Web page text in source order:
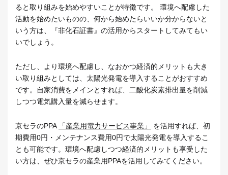
ると取り組みを始めやすいことが特徴です。 環境へ配慮した
活動を始めたいものの、何から始めたらいいか分からないと
いう方は、『非化石証書』の活用からスタートしてみてもい
いでしょう。
ただし、より環境へ配慮し、なおかつ経済的メリットも大き
い取り組みとしては、太陽光発電を導入することがおすすめ
です。自家消費をメインとすれば、二酸化炭素排出量を削減
しつつ電気購入量を減らせます。
京セラのPPA 「産業用電力サービス事業」
を活用すれば、初
期費用0円・メンテナンス費用0円で太陽光発電を導入するこ
とも可能です。環境へ配慮しつつ経済的メリットも享受した
い方は、ぜひ京セラの産業用PPAを活用してみてください。